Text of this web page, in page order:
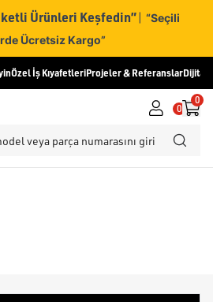
Ürünleri Keşfedin” | “Seçili
Ücretsiz Kargo”
Özel İş KıyafetleriProjeler & ReferanslarDijital
0
0